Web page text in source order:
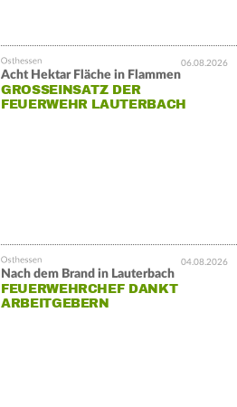
06.08.2026
Acht Hektar Fläche in Flammen
GROSSEINSATZ DER F
EUERWEHR LAUTERBACH
04.08.2026
Nach dem Brand in Lauterbach
FEUERWEHRCHEF DANKT
ARBEITGEBERN